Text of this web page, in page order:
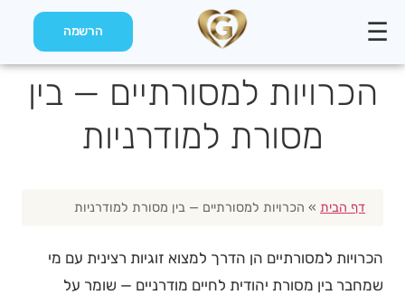
☰ הרשמה
הכרויות למסורתיים — בין
מסורת למודרניות
דף הבית » הכרויות למסורתיים — בין מסורת למודרניות
הכרויות למסורתיים הן הדרך למצוא זוגיות רצינית עם מי
שמחבר בין מסורת יהודית לחיים מודרניים — שומר על